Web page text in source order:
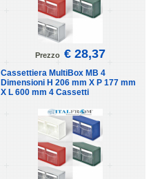
Prezzo € 28,37
Cassettiera MultiBox MB 4
Dimensioni H 206 mm X P 177 mm
X L 600 mm 4 Cassetti